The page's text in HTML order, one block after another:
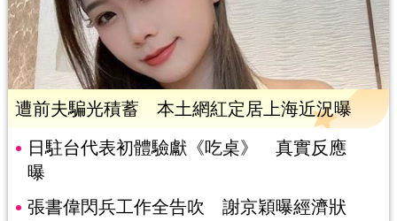
遭前夫騙光積蓄 本土網紅定居上海近況曝
日駐台代表初體驗獻《吃桌》 真實反應
曝
張書偉閃兵工作全告吹 謝京穎曝經濟狀